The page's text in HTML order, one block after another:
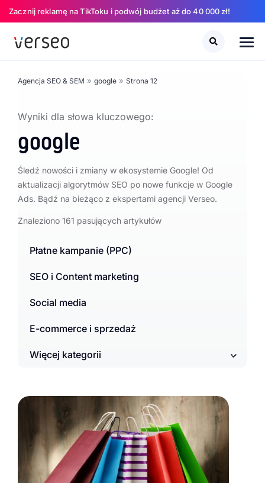
Zacznij reklamę na TikToku i podwój budżet aż do 40 000 zł!
Agencja SEO & SEM » google » Strona 12
Wyniki dla słowa kluczowego:
google
Śledź nowości i zmiany w ekosystemie Google! Od
aktualizacji algorytmów SEO po nowe funkcje w Google
Ads. Bądź na bieżąco z ekspertami agencji Verseo.
Znaleziono 161 pasujących artykułów
Szukaj Szukaj
Płatne kampanie (PPC)
SEO i Content marketing
Social media
E-commerce i sprzedaż
Więcej kategorii